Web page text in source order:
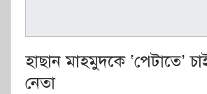
হাছান মাহমুদকে ‘পেটাতে’
নেতা